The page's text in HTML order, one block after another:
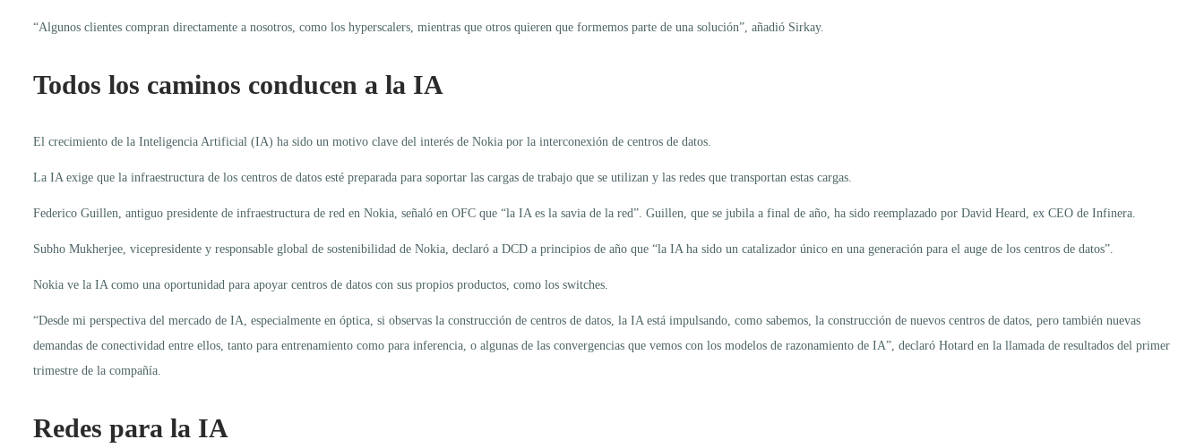
“Algunos clientes compran directamente a nosotros, como los hyperscalers, mientras que otros quieren que formemos parte de una solución”, añadió Sirkay.
Todos los caminos conducen a la IA
El crecimiento de la Inteligencia Artificial (IA) ha sido un motivo clave del interés de Nokia por la interconexión de centros de datos.
La IA exige que la infraestructura de los centros de datos esté preparada para soportar las cargas de trabajo que se utilizan y las redes que transportan estas cargas.
Federico Guillen, antiguo presidente de infraestructura de red en Nokia, señaló en OFC que “la IA es la savia de la red”. Guillen, que se jubila a final de año, ha sido reemplazado por David Heard, ex CEO de Infinera.
Subho Mukherjee, vicepresidente y responsable global de sostenibilidad de Nokia, declaró a DCD a principios de año que “la IA ha sido un catalizador único en una generación para el auge de los centros de datos”.
Nokia ve la IA como una oportunidad para apoyar centros de datos con sus propios productos, como los switches.
“Desde mi perspectiva del mercado de IA, especialmente en óptica, si observas la construcción de centros de datos, la IA está impulsando, como sabemos, la construcción de nuevos centros de datos, pero también nuevas
demandas de conectividad entre ellos, tanto para entrenamiento como para inferencia, o algunas de las convergencias que vemos con los modelos de razonamiento de IA”, declaró Hotard en la llamada de resultados del primer
trimestre de la compañía.
Redes para la IA